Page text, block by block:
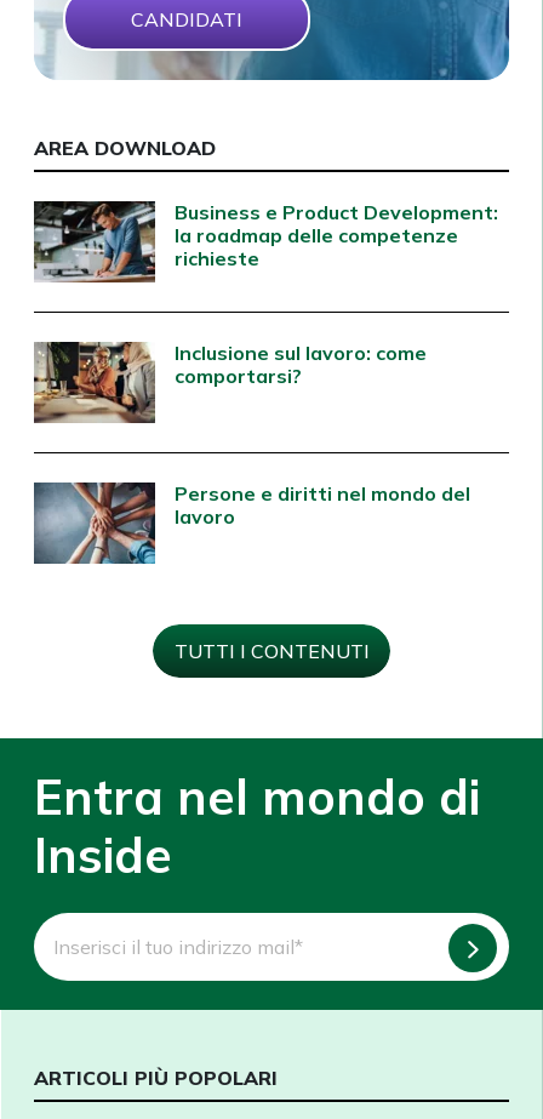
CANDIDATI
AREA DOWNLOAD
Business e Product Development:
la roadmap delle competenze
richieste
Inclusione sul lavoro: come
comportarsi?
Persone e diritti nel mondo del
lavoro
TUTTI I CONTENUTI
Entra nel mondo di
Inside
ARTICOLI PIÙ POPOLARI